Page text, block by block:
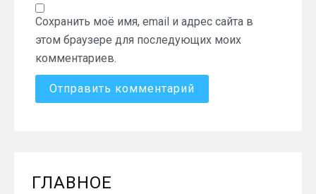
Сохранить моё имя, email и адрес сайта в
этом браузере для последующих моих
комментариев.
ГЛАВНОЕ